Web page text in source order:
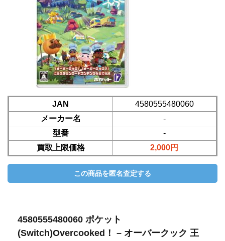
JAN
4580555480060
メーカー名
-
型番
-
買取上限価格
2,000円
4580555480060 ポケット
(Switch)Overcooked！ – オーバークック 王